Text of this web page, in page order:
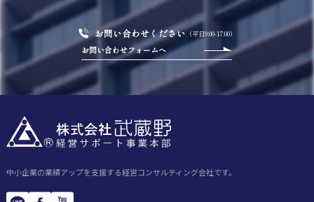
お問い合わせください （平日9:00-17:00）
お問い合わせフォームへ
中小企業の業績アップを支援する経営コンサルティング会社です。